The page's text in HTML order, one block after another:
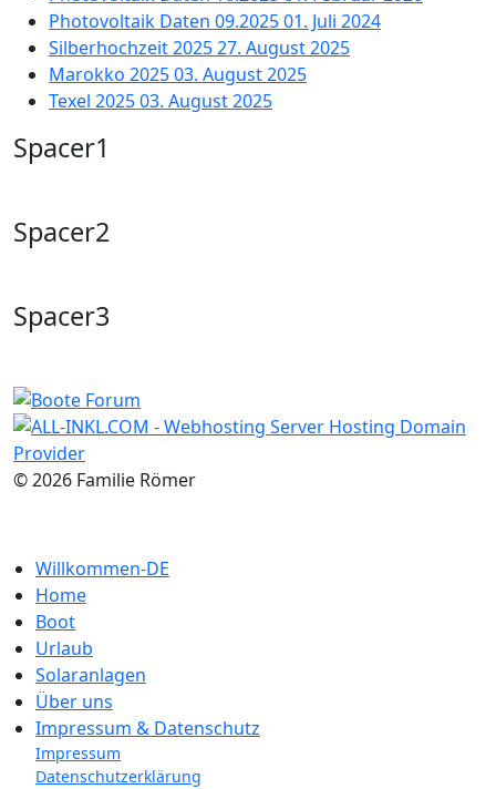
Photovoltaik Daten 09.202501. Juli 2024
Silberhochzeit 202527. August 2025
Marokko 202503. August 2025
Texel 202503. August 2025
Spacer1
Spacer2
Spacer3
© 2026 Familie Römer
Willkommen-DE
Home
Boot
Urlaub
Solaranlagen
Über uns
Impressum & Datenschutz
Impressum
Datenschutzerklärung